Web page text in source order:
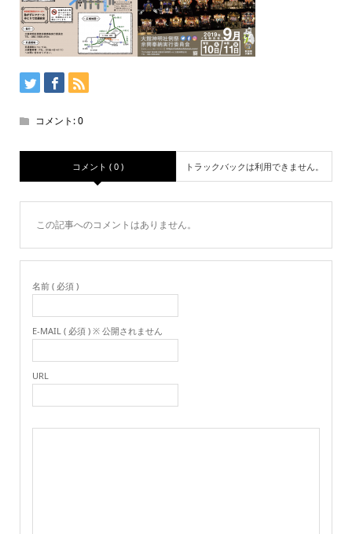
コメント:0
コメント ( 0 ) トラックバックは利用できません。
この記事へのコメントはありません。
名前 ( 必須 )
E-MAIL ( 必須 ) ※ 公開されません
URL